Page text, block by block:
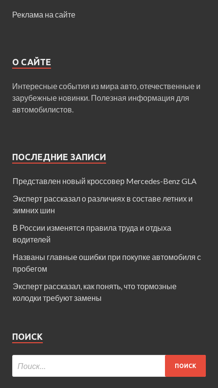
Реклама на сайте
О САЙТЕ
Интересные события из мира авто, отечественные и
зарубежные новинки. Полезная информация для
автомобилистов.
ПОСЛЕДНИЕ ЗАПИСИ
Представлен новый кроссовер Mercedes-Benz GLA
Эксперт рассказал о различиях в составе летних и
зимних шин
В России изменятся правила труда и отдыха
водителей
Названы главные ошибки при покупке автомобиля с
пробегом
Эксперт рассказал, как понять, что тормозные
колодки требуют замены
ПОИСК